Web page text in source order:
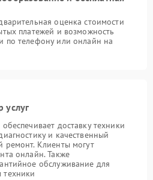
оценка стоимости
платежей и возможность
по телефону или онлайн на
услуг
доставку техники
и качественный
ремонт. Клиенты могут
онлайн. Также
обслуживание для
техники